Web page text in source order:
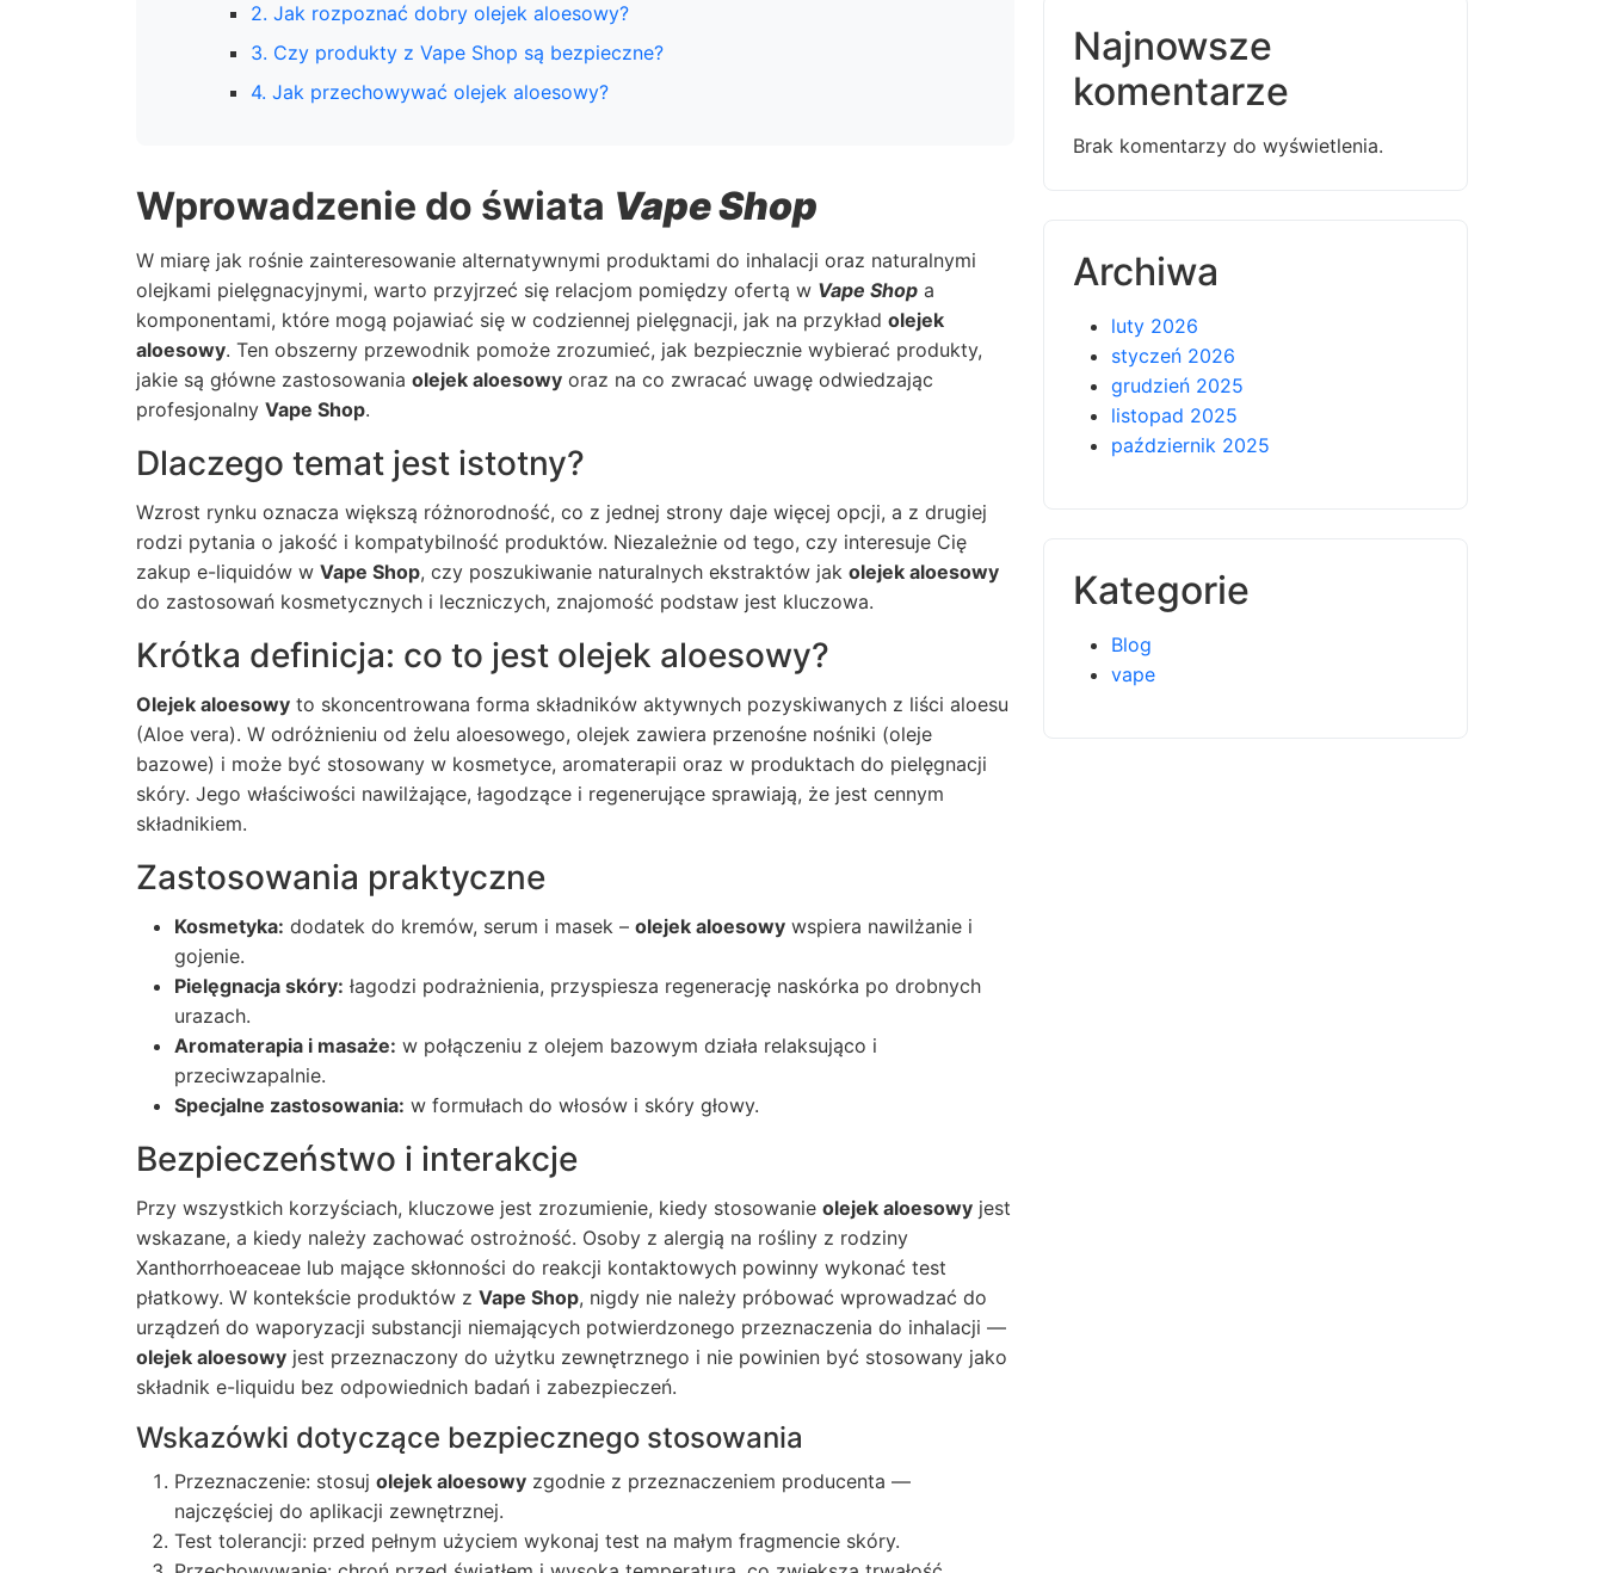
2. Jak rozpoznać dobry olejek aloesowy?
3. Czy produkty z Vape Shop są bezpieczne?
4. Jak przechowywać olejek aloesowy?
Wprowadzenie do świata Vape Shop
W miarę jak rośnie zainteresowanie alternatywnymi produktami do inhalacji oraz naturalnymi
olejkami pielęgnacyjnymi, warto przyjrzeć się relacjom pomiędzy ofertą w Vape Shop a
komponentami, które mogą pojawiać się w codziennej pielęgnacji, jak na przykład olejek
aloesowy. Ten obszerny przewodnik pomoże zrozumieć, jak bezpiecznie wybierać produkty,
jakie są główne zastosowania olejek aloesowy oraz na co zwracać uwagę odwiedzając
profesjonalny Vape Shop.
Dlaczego temat jest istotny?
Wzrost rynku oznacza większą różnorodność, co z jednej strony daje więcej opcji, a z drugiej
rodzi pytania o jakość i kompatybilność produktów. Niezależnie od tego, czy interesuje Cię
zakup e-liquidów w Vape Shop, czy poszukiwanie naturalnych ekstraktów jak olejek aloesowy
do zastosowań kosmetycznych i leczniczych, znajomość podstaw jest kluczowa.
Krótka definicja: co to jest olejek aloesowy?
Olejek aloesowy to skoncentrowana forma składników aktywnych pozyskiwanych z liści aloesu
(Aloe vera). W odróżnieniu od żelu aloesowego, olejek zawiera przenośne nośniki (oleje
bazowe) i może być stosowany w kosmetyce, aromaterapii oraz w produktach do pielęgnacji
skóry. Jego właściwości nawilżające, łagodzące i regenerujące sprawiają, że jest cennym
składnikiem.
Zastosowania praktyczne
Kosmetyka: dodatek do kremów, serum i masek – olejek aloesowy wspiera nawilżanie i
gojenie.
Pielęgnacja skóry: łagodzi podrażnienia, przyspiesza regenerację naskórka po drobnych
urazach.
Aromaterapia i masaże: w połączeniu z olejem bazowym działa relaksująco i
przeciwzapalnie.
Specjalne zastosowania: w formułach do włosów i skóry głowy.
Bezpieczeństwo i interakcje
Przy wszystkich korzyściach, kluczowe jest zrozumienie, kiedy stosowanie olejek aloesowy jest
wskazane, a kiedy należy zachować ostrożność. Osoby z alergią na rośliny z rodziny
Xanthorrhoeaceae lub mające skłonności do reakcji kontaktowych powinny wykonać test
płatkowy. W kontekście produktów z Vape Shop, nigdy nie należy próbować wprowadzać do
urządzeń do waporyzacji substancji niemających potwierdzonego przeznaczenia do inhalacji —
olejek aloesowy jest przeznaczony do użytku zewnętrznego i nie powinien być stosowany jako
składnik e-liquidu bez odpowiednich badań i zabezpieczeń.
Wskazówki dotyczące bezpiecznego stosowania
Przeznaczenie: stosuj olejek aloesowy zgodnie z przeznaczeniem producenta —
najczęściej do aplikacji zewnętrznej.
Test tolerancji: przed pełnym użyciem wykonaj test na małym fragmencie skóry.
Najnowsze
komentarze
Brak komentarzy do wyświetlenia.
Archiwa
luty 2026
styczeń 2026
grudzień 2025
listopad 2025
październik 2025
Kategorie
Blog
vape